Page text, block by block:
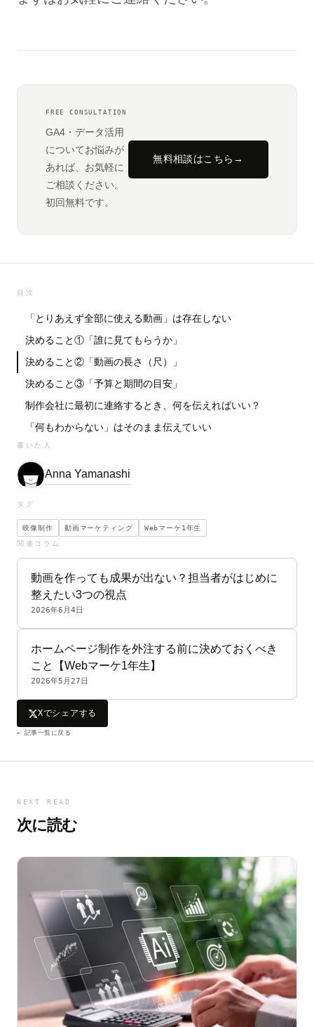
FREE CONSULTATION
GA4・データ活用
についてお悩みが
あれば、お気軽に
ご相談ください。
初回無料です。
無料相談はこちら →
目次
「とりあえず全部に使える動画」は存在しない
決めること①「誰に見てもらうか」
決めること②「動画の長さ（尺）」
決めること③「予算と期間の目安」
制作会社に最初に連絡するとき、何を伝えればいい？
「何もわからない」はそのまま伝えていい
書いた人
Anna Yamanashi
タグ
映像制作 動画マーケティング
Webマーケ1年生
関連コラム
動画を作っても成果が出ない？担当者がはじめに
整えたい3つの視点
2026年6月4日
ホームページ制作を外注する前に決めておくべき
こと【Webマーケ1年生】
2026年5月27日
Xでシェアする
← 記事一覧に戻る
NEXT READ
次に読む